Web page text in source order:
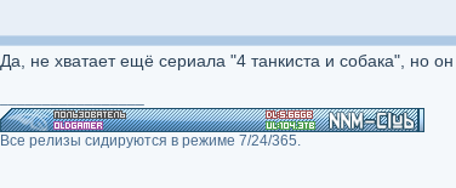
Да, не хватает ещё сериала "4 танкиста и собака", но
Все релизы сидируются в режиме 7/24/365.